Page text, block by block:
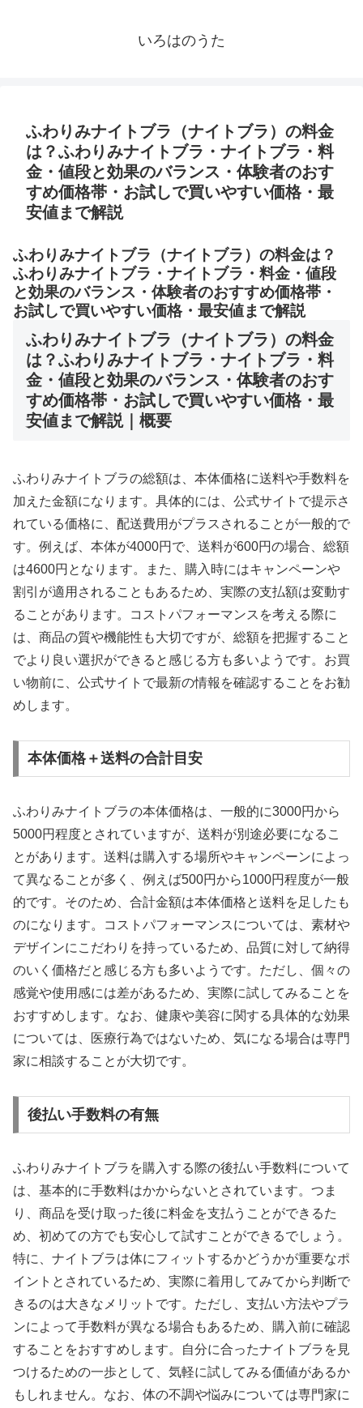
いろはのうた
ふわりみナイトブラ（ナイトブラ）の料金
は？ふわりみナイトブラ・ナイトブラ・料
金・値段と効果のバランス・体験者のおす
すめ価格帯・お試しで買いやすい価格・最
安値まで解説
ふわりみナイトブラ（ナイトブラ）の料金は？
ふわりみナイトブラ・ナイトブラ・料金・値段
と効果のバランス・体験者のおすすめ価格帯・
お試しで買いやすい価格・最安値まで解説
ふわりみナイトブラ（ナイトブラ）の料金
は？ふわりみナイトブラ・ナイトブラ・料
金・値段と効果のバランス・体験者のおす
すめ価格帯・お試しで買いやすい価格・最
安値まで解説｜概要
ふわりみナイトブラの総額は、本体価格に送料や手数料を
加えた金額になります。具体的には、公式サイトで提示さ
れている価格に、配送費用がプラスされることが一般的で
す。例えば、本体が4000円で、送料が600円の場合、総額
は4600円となります。また、購入時にはキャンペーンや
割引が適用されることもあるため、実際の支払額は変動す
ることがあります。コストパフォーマンスを考える際に
は、商品の質や機能性も大切ですが、総額を把握すること
でより良い選択ができると感じる方も多いようです。お買
い物前に、公式サイトで最新の情報を確認することをお勧
めします。
本体価格＋送料の合計目安
ふわりみナイトブラの本体価格は、一般的に3000円から
5000円程度とされていますが、送料が別途必要になるこ
とがあります。送料は購入する場所やキャンペーンによっ
て異なることが多く、例えば500円から1000円程度が一般
的です。そのため、合計金額は本体価格と送料を足したも
のになります。コストパフォーマンスについては、素材や
デザインにこだわりを持っているため、品質に対して納得
のいく価格だと感じる方も多いようです。ただし、個々の
感覚や使用感には差があるため、実際に試してみることを
おすすめします。なお、健康や美容に関する具体的な効果
については、医療行為ではないため、気になる場合は専門
家に相談することが大切です。
後払い手数料の有無
ふわりみナイトブラを購入する際の後払い手数料について
は、基本的に手数料はかからないとされています。つま
り、商品を受け取った後に料金を支払うことができるた
め、初めての方でも安心して試すことができるでしょう。
特に、ナイトブラは体にフィットするかどうかが重要なポ
イントとされているため、実際に着用してみてから判断で
きるのは大きなメリットです。ただし、支払い方法やプラ
ンによって手数料が異なる場合もあるため、購入前に確認
することをおすすめします。自分に合ったナイトブラを見
つけるための一歩として、気軽に試してみる価値があるか
もしれません。なお、体の不調や悩みについては専門家に